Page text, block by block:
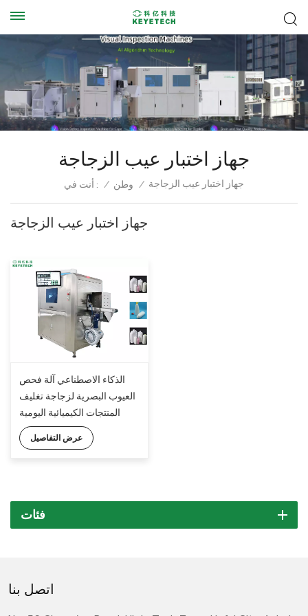
جهاز اختبار عيب الزجاجة
أنت في : / وطن / جهاز اختبار عيب الزجاجة
جهاز اختبار عيب الزجاجة
الذكاء الاصطناعي آلة فحص
العيوب البصرية لزجاجة تغليف
المنتجات الكيميائية اليومية
عرض التفاصيل
فئات
اتصل بنا